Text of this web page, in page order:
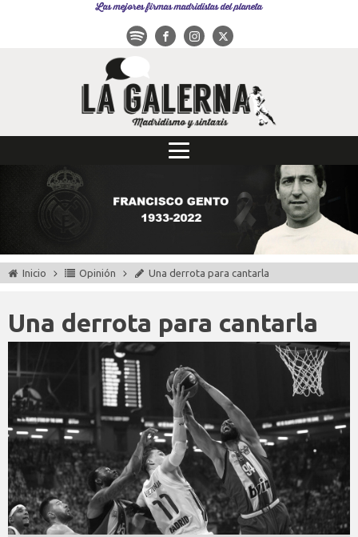
Las mejores firmas madridistas del planeta
Inicio Opinión Una derrota para cantarla
Una derrota para cantarla